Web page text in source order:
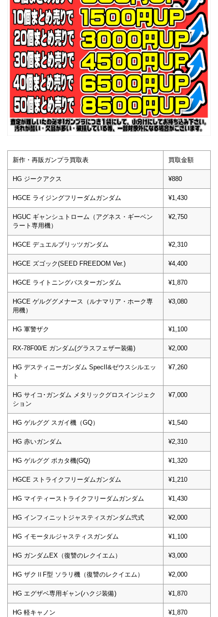
新作・再販ガンプラ買取表 買取金額
HG ジークアクス ¥880
HGCE ライジングフリーダムガンダム ¥1,430
HGUC ギャンシュトローム（アグネス・ギーベン
ラート専用機）
¥2,750
HGCE デュエルブリッツガンダム ¥2,310
HGCE ズゴック(SEED FREEDOM Ver.) ¥4,400
HGCE ライトニングバスターガンダム ¥1,870
HGCE ゲルググメナース（ルナマリア・ホーク専
用機）
¥3,080
HG 軍警ザク ¥1,100
RX-78F00/E ガンダム(グラスフェザー装備) ¥2,000
HG デスティニーガンダム SpecII&ゼウスシルエッ
ト
¥7,260
HG サイコ･ガンダム メタリックグロスインジェク
ション
¥7,000
HG ゲルググ スガイ機（GQ） ¥1,540
HG 赤いガンダム ¥2,310
HG ゲルググ ボカタ機(GQ) ¥1,320
HGCE ストライクフリーダムガンダム ¥1,210
HG マイティーストライクフリーダムガンダム ¥1,430
HG インフィニットジャスティスガンダム弐式 ¥2,000
HG イモータルジャスティスガンダム ¥1,100
HG ガンダムEX（復讐のレクイエム） ¥3,000
HG ザクⅡF型 ソラリ機（復讐のレクイエム） ¥2,000
HG エグザベ専用ギャン(ハクジ装備) ¥1,870
HG 軽キャノン ¥1,870